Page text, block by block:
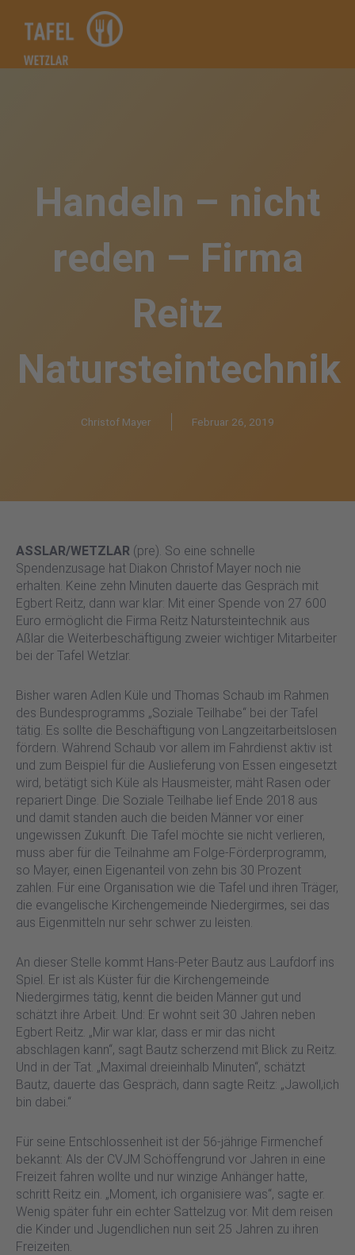
springen
Handeln – nicht
reden – Firma
Reitz
Natursteintechnik
Christof Mayer Februar 26, 2019
ASSLAR/WETZLAR (pre). So eine schnelle
Spendenzusage hat Diakon Christof Mayer noch nie
erhalten. Keine zehn Minuten dauerte das Gespräch mit
Egbert Reitz, dann war klar: Mit einer Spende von 27 600
Euro ermöglicht die Firma Reitz Natursteintechnik aus
Aßlar die Weiterbeschäftigung zweier wichtiger Mitarbeiter
bei der Tafel Wetzlar.
Bisher waren Adlen Küle und Thomas Schaub im Rahmen
des Bundesprogramms „Soziale Teilhabe“ bei der Tafel
tätig. Es sollte die Beschäftigung von Langzeitarbeitslosen
fördern. Während Schaub vor allem im Fahrdienst aktiv ist
und zum Beispiel für die Auslieferung von Essen eingesetzt
wird, betätigt sich Küle als Hausmeister, mäht Rasen oder
repariert Dinge. Die Soziale Teilhabe lief Ende 2018 aus
und damit standen auch die beiden Männer vor einer
ungewissen Zukunft. Die Tafel möchte sie nicht verlieren,
muss aber für die Teilnahme am Folge-Förderprogramm,
so Mayer, einen Eigenanteil von zehn bis 30 Prozent
zahlen. Für eine Organisation wie die Tafel und ihren Träger,
die evangelische Kirchengemeinde Niedergirmes, sei das
aus Eigenmitteln nur sehr schwer zu leisten.
An dieser Stelle kommt Hans-Peter Bautz aus Laufdorf ins
Spiel. Er ist als Küster für die Kirchengemeinde
Niedergirmes tätig, kennt die beiden Männer gut und
schätzt ihre Arbeit. Und: Er wohnt seit 30 Jahren neben
Egbert Reitz. „Mir war klar, dass er mir das nicht
abschlagen kann“, sagt Bautz scherzend mit Blick zu Reitz.
Und in der Tat. „Maximal dreieinhalb Minuten“, schätzt
Bautz, dauerte das Gespräch, dann sagte Reitz: „Jawoll,ich
bin dabei.“
Für seine Entschlossenheit ist der 56-jährige Firmenchef
bekannt: Als der CVJM Schöffengrund vor Jahren in eine
Freizeit fahren wollte und nur winzige Anhänger hatte,
schritt Reitz ein. „Moment, ich organisiere was“, sagte er.
Wenig später fuhr ein echter Sattelzug vor. Mit dem reisen
die Kinder und Jugendlichen nun seit 25 Jahren zu ihren
Freizeiten.